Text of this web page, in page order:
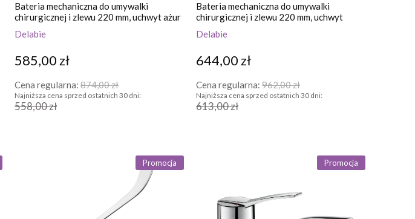
Bateria mechaniczna do umywalki
chirurgicznej i zlewu 220 mm, uchwyt ażur
Delabie
585,00 zł
Cena regularna: 874,00 zł
Najniższa cena sprzed ostatnich 30 dni:
558,00 zł
Bateria mechaniczna do umywalki
chirurgicznej i zlewu 220 mm, uchwyt
Delabie
644,00 zł
Cena regularna: 962,00 zł
Najniższa cena sprzed ostatnich 30 dni:
613,00 zł
Promocja Promocja